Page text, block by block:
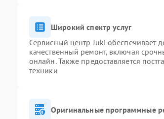
Широкий спектр услуг
Сервисный центр Juki обеспечивает
качественный ремонт, включая
онлайн. Также предоставляется
техники
Оригинальные программные